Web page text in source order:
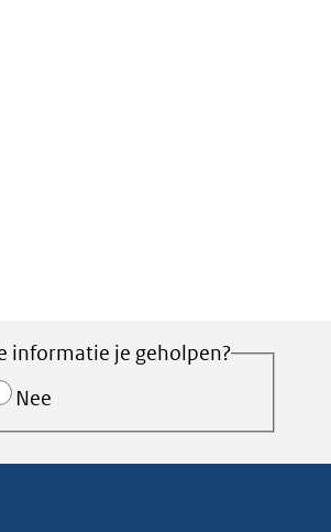
informatie je geholpen?
Nee